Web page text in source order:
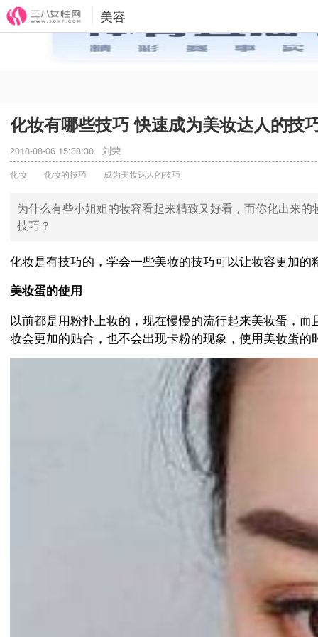
美容
化妆有哪些技巧 快速成为美妆达人的技
2018-08-06 15:38:30 刘荣
化妆 化妆的技巧 成为美妆达人的技巧
为什么有些小姐姐的妆容看起来精致又好看，而你化出来
技巧？
化妆是有技巧的，学会一些美妆的技巧可以让妆容更加
美妆蛋的使用
以前都是用粉扑上妆的，现在慢慢的流行起来美妆蛋，
妆会更加的贴合，也不会出现卡粉的现象，使用美妆蛋